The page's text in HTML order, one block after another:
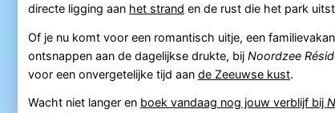
directe ligging aan het strand en de rust die het park
Of je nu komt voor een romantisch uitje, een
ontsnappen aan de dagelijkse drukte, bij Noordzee
voor een onvergetelijke tijd aan de Zeeuwse kust.
Wacht niet langer en boek vandaag nog jouw verblijf bij